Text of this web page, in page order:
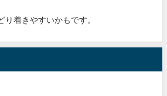
着きやすいかもです。